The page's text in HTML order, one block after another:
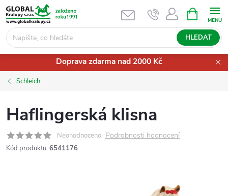
Přejít
na
obsah
HLEDAT
NÁKUPNÍ
KOŠÍK
Doprava zdarma nad 2000 Kč
Schleich
Haflingerská klisna
Neohodnoceno Podrobnosti hodnocení
Kód produktu: 6541176